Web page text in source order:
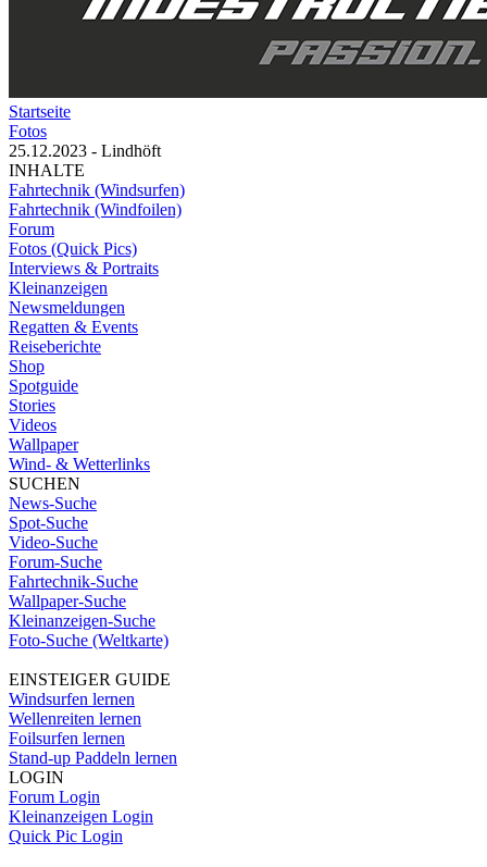
Startseite
Fotos
25.12.2023 - Lindhöft
INHALTE
Fahrtechnik (Windsurfen)
Fahrtechnik (Windfoilen)
Forum
Fotos (Quick Pics)
Interviews & Portraits
Kleinanzeigen
Newsmeldungen
Regatten & Events
Reiseberichte
Shop
Spotguide
Stories
Videos
Wallpaper
Wind- & Wetterlinks
SUCHEN
News-Suche
Spot-Suche
Video-Suche
Forum-Suche
Fahrtechnik-Suche
Wallpaper-Suche
Kleinanzeigen-Suche
Foto-Suche (Weltkarte)
EINSTEIGER GUIDE
Windsurfen lernen
Wellenreiten lernen
Foilsurfen lernen
Stand-up Paddeln lernen
LOGIN
Forum Login
Kleinanzeigen Login
Quick Pic Login